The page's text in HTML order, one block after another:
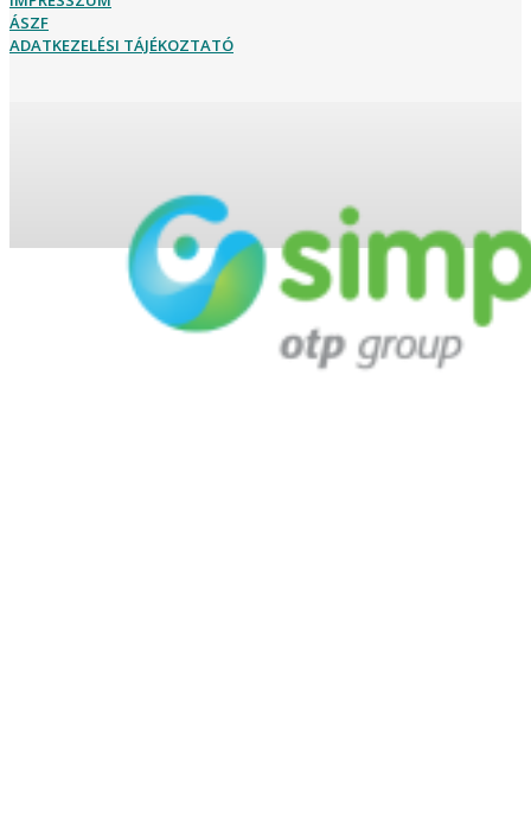
ÁSZF
ADATKEZELÉSI TÁJÉKOZTATÓ